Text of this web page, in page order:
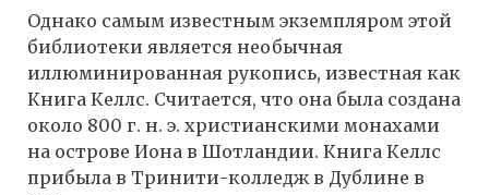
Однако самым известным экземпляром этой
библиотеки является необычная
иллюминированная рукопись, известная как
Книга Келлс. Считается, что она была создана
около 800 г. н. э. христианскими монахами
на острове Иона в Шотландии. Книга Келлс
прибыла в Тринити-колледж в Дублине в